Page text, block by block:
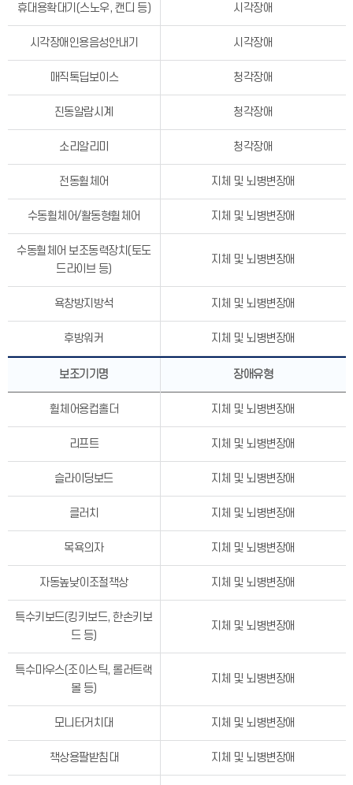
휴대용확대기(스노우, 캔디 등) 시각장애
시각장애인용음성안내기 시각장애
매직톡딥보이스 청각장애
진동알람시계 청각장애
소리알리미 청각장애
전동휠체어 지체 및 뇌병변장애
수동휠체어/활동형휠체어 지체 및 뇌병변장애
수동휠체어 보조동력장치(토도
드라이브 등)
지체 및 뇌병변장애
욕창방지방석 지체 및 뇌병변장애
후방워커 지체 및 뇌병변장애
보조기기명 장애유형
휠체어용컵홀더 지체 및 뇌병변장애
리프트 지체 및 뇌병변장애
슬라이딩보드 지체 및 뇌병변장애
클러치 지체 및 뇌병변장애
목욕의자 지체 및 뇌병변장애
자동높낮이조절책상 지체 및 뇌병변장애
특수키보드(킹키보드, 한손키보
드 등)
지체 및 뇌병변장애
특수마우스(조이스틱, 롤러트랙
볼 등)
지체 및 뇌병변장애
모니터거치대 지체 및 뇌병변장애
책상용팔받침대 지체 및 뇌병변장애